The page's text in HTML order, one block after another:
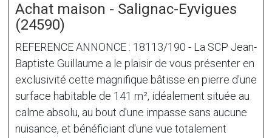
Achat maison - Salignac-Eyvigues
(24590)
REFERENCE ANNONCE : 18113/190 - La SCP Jean-
Baptiste Guillaume a le plaisir de vous présenter en
exclusivité cette magnifique bâtisse en pierre d'une
surface habitable de 141 m², idéalement située au
calme absolu, au bout d'une impasse sans aucune
nuisance, et bénéficiant d'une vue totalement